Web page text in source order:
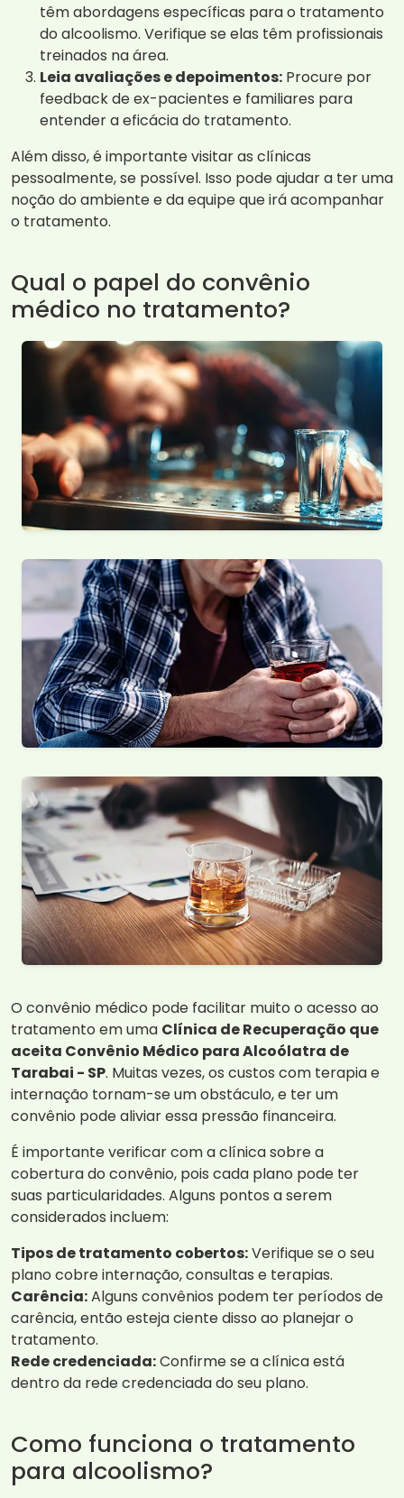
têm abordagens específicas para o tratamento
do alcoolismo. Verifique se elas têm profissionais
treinados na área.
Leia avaliações e depoimentos: Procure por
feedback de ex-pacientes e familiares para
entender a eficácia do tratamento.
Além disso, é importante visitar as clínicas
pessoalmente, se possível. Isso pode ajudar a ter uma
noção do ambiente e da equipe que irá acompanhar
o tratamento.
Qual o papel do convênio
médico no tratamento?
O convênio médico pode facilitar muito o acesso ao
tratamento em uma Clínica de Recuperação que
aceita Convênio Médico para Alcoólatra de
Tarabai - SP. Muitas vezes, os custos com terapia e
internação tornam-se um obstáculo, e ter um
convênio pode aliviar essa pressão financeira.
É importante verificar com a clínica sobre a
cobertura do convênio, pois cada plano pode ter
suas particularidades. Alguns pontos a serem
considerados incluem:
Tipos de tratamento cobertos:Verifique se o seu
plano cobre internação, consultas e terapias.
Carência:Alguns convênios podem ter períodos de
carência, então esteja ciente disso ao planejar o
tratamento.
Rede credenciada:Confirme se a clínica está
dentro da rede credenciada do seu plano.
Como funciona o tratamento
para alcoolismo?